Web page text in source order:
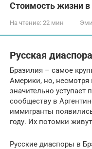
Стоимость жизни в
На чтение: 22 мин
Русская диаспора
Бразилия – самое
Америки, но, несмотря
значительно уступает
сообществу в
иммигранты
году. Их потомки
Русские диаспоры в